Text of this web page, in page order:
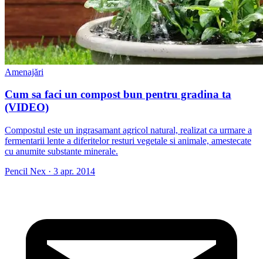
Amenajări
Cum sa faci un compost bun pentru gradina ta
(VIDEO)
Compostul este un ingrasamant agricol natural, realizat ca urmare a
fermentarii lente a diferitelor resturi vegetale si animale, amestecate
cu anumite substante minerale.
Pencil Nex · 3 apr. 2014